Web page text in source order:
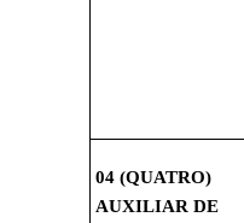
04 (QUATRO)
AUXILIAR DE